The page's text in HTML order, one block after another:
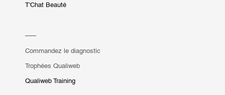
T'Chat Beauté
Commandez le diagnostic
Trophées Qualiweb
Qualiweb Training